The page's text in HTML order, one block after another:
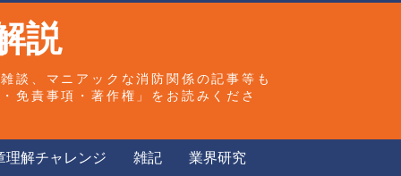
説
談、マニアックな消防関係の記事等も
免責事項・著作権」をお読みくださ
理解チャレンジ 雑記
業界研究